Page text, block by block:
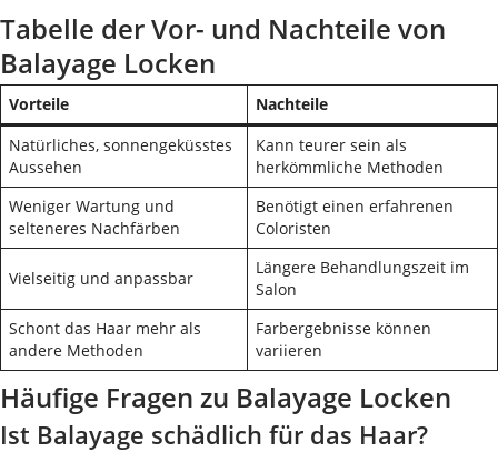
Tabelle der Vor- und Nachteile von
Balayage Locken
Vorteile
Nachteile
Natürliches, sonnengeküsstes
Aussehen
Kann teurer sein als
herkömmliche Methoden
Weniger Wartung und
selteneres Nachfärben
Benötigt einen erfahrenen
Coloristen
Vielseitig und anpassbar
Längere Behandlungszeit im
Salon
Schont das Haar mehr als
andere Methoden
Farbergebnisse können
variieren
Häufige Fragen zu Balayage Locken
Ist Balayage schädlich für das Haar?